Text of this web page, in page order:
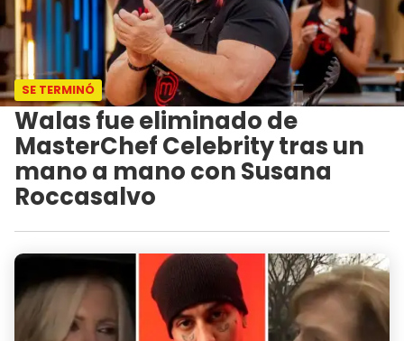
SE TERMINÓ
Walas fue eliminado de
MasterChef Celebrity tras un
mano a mano con Susana
Roccasalvo